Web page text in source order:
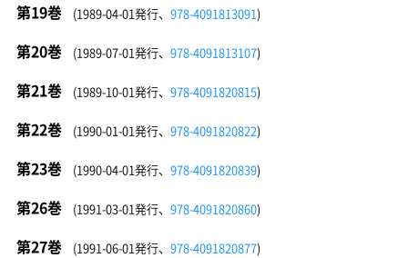
第19巻 (1989-04-01発行、 978-4091813091)
第20巻 (1989-07-01発行、 978-4091813107)
第21巻 (1989-10-01発行、 978-4091820815)
第22巻 (1990-01-01発行、 978-4091820822)
第23巻 (1990-04-01発行、 978-4091820839)
第26巻 (1991-03-01発行、 978-4091820860)
第27巻 (1991-06-01発行、 978-4091820877)